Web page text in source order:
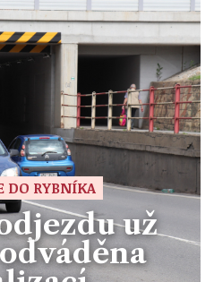
DO RYBNÍKA
už